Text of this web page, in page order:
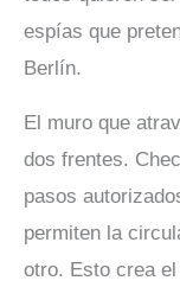
espías que
Berlín.
El muro que
dos frentes.
pasos
permiten la
otro. Esto crea